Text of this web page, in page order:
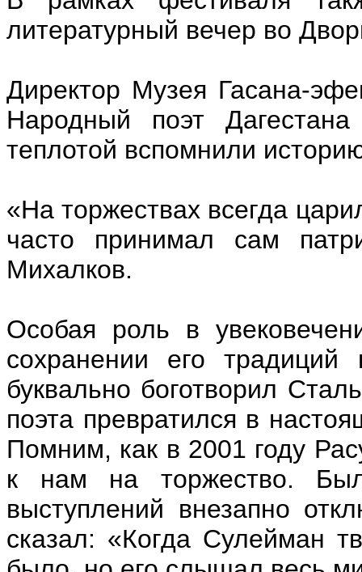
литературный вечер во
Директор Музея Гасана-
Народный поэт
теплотой вспомнили
«На торжествах всегда
часто принимал сам
Михалков.
Особая роль в
сохранении его традиций
буквально боготворил
поэта превратился в
Помним, как в 2001 году
к нам на торжество.
выступлений внезапно
сказал: «Когда Сулейман